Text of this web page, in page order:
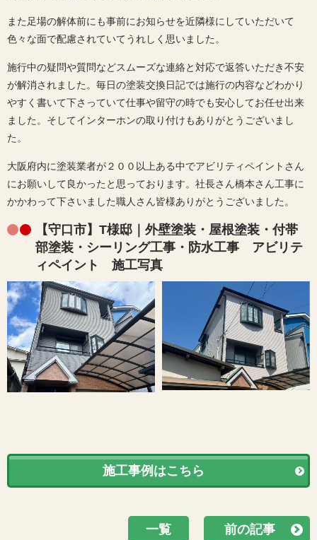
また足場の解体前にも事前にお知らせを近隣様にしていただいて
色々な面で配慮されていてうれしく思いました。
施行中の疑問や質問などスムーズな連絡と対応で返答いただき不安
が解消されました。毎日の塗装交換日記では施行の内容などわかり
やすく書いて下さっていて仕事や留守の時でも安心してお任せ出来
ました。そしてインターホンの取り付けもありがとうございまし
た。
大阪府内に塗装業者が２００以上ある中でアビリティペイントさん
にお願いして良かったと思っております。社長さん橋本さん工事に
かかわって下さいました職人さん皆様ありがとうございました。
【守口市】T様邸｜外壁塗装・屋根塗装・付帯
部塗装・シーリング工事・防水工事 アビリテ
ィペイント 施工写真
施工事例はこちら
一覧 前の記事